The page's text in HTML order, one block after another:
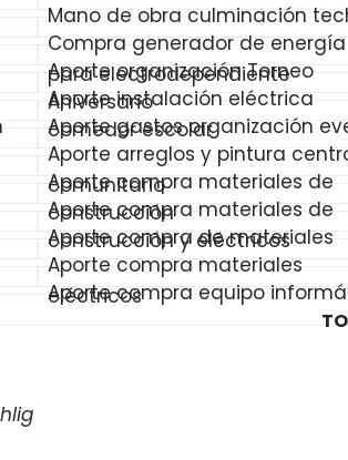
Mano de obra culminación
Compra generador de energía
para electrodependiente
Aporte organización Torneo
Aniversario
Aporte instalación eléctrica
comedor escolar
Aporte gastos organización
Aporte arreglos y pintura
comunitario
Aporte compra materiales de
construcción
Aporte compra materiales de
construcción y eléctricos
Aporte compra de materiales
Aporte compra materiales
eléctricos
Aporte compra equipo